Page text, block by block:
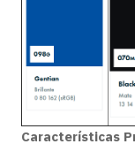
Características